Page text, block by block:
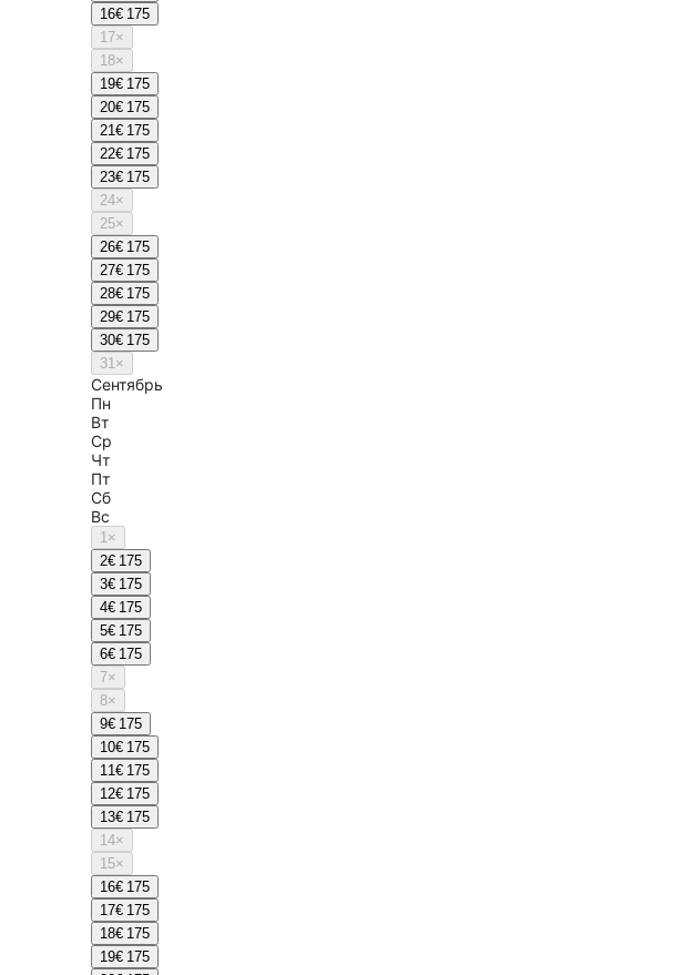
16€ 175
17×
18×
19€ 175
20€ 175
21€ 175
22€ 175
23€ 175
24×
25×
26€ 175
27€ 175
28€ 175
29€ 175
30€ 175
31×
Сентябрь
Пн
Вт
Ср
Чт
Пт
Сб
Вс
1×
2€ 175
3€ 175
4€ 175
5€ 175
6€ 175
7×
8×
9€ 175
10€ 175
11€ 175
12€ 175
13€ 175
14×
15×
16€ 175
17€ 175
18€ 175
19€ 175